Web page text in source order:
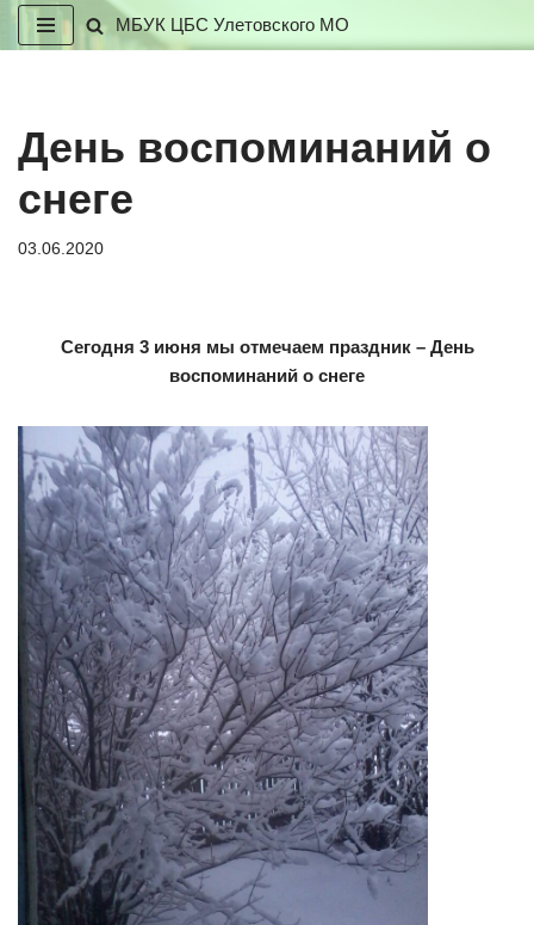
МБУК ЦБС Улетовского МО
День воспоминаний о
снеге
03.06.2020
Сегодня 3 июня мы отмечаем праздник – День
воспоминаний о снеге